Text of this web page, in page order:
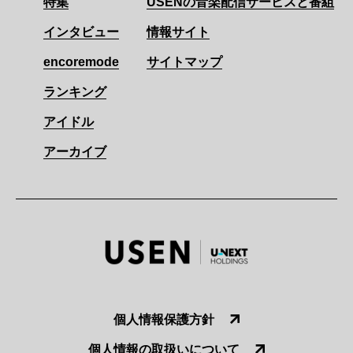
インタビュー
encoremode
ランキング
アイドル
アーカイブ
情報サイト
サイトマップ
個人情報保護方針
個人情報の取扱いについて